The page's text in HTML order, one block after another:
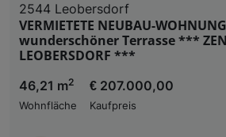
2544 Leobersdorf
VERMIETETE NEUBAU-
wunderschöner Terrasse ***
LEOBERSDORF ***
46,21 m2
Wohnfläche
€ 207.000,00
Kaufpreis